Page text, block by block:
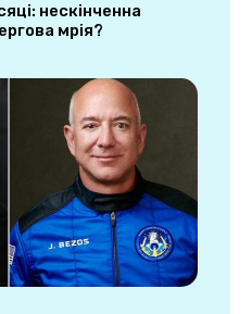
нескінченна
мрія?